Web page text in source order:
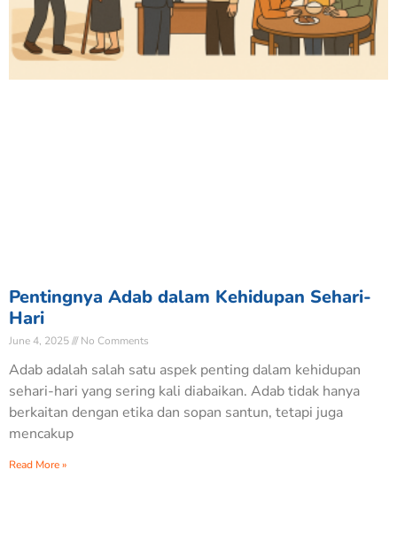
Pentingnya Adab dalam Kehidupan Sehari-
Hari
June 4, 2025 No Comments
Adab adalah salah satu aspek penting dalam kehidupan
sehari-hari yang sering kali diabaikan. Adab tidak hanya
berkaitan dengan etika dan sopan santun, tetapi juga
mencakup
Read More »